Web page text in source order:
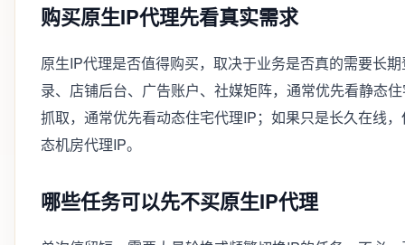
购买原生IP代理先看真实需求
原生IP代理是否值得购买，取决于业务是否真的需要长
录、店铺后台、广告账户、社媒矩阵，通常优先看静态
抓取，通常优先看动态住宅代理IP；如果只是长久在线
态机房代理IP。
哪些任务可以先不买原生IP代理